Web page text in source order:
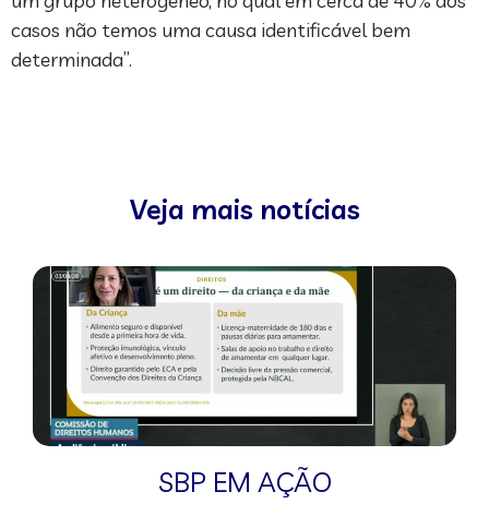
casos não temos uma causa identificável bem
determinada”.
Veja mais notícias
SBP EM AÇÃO